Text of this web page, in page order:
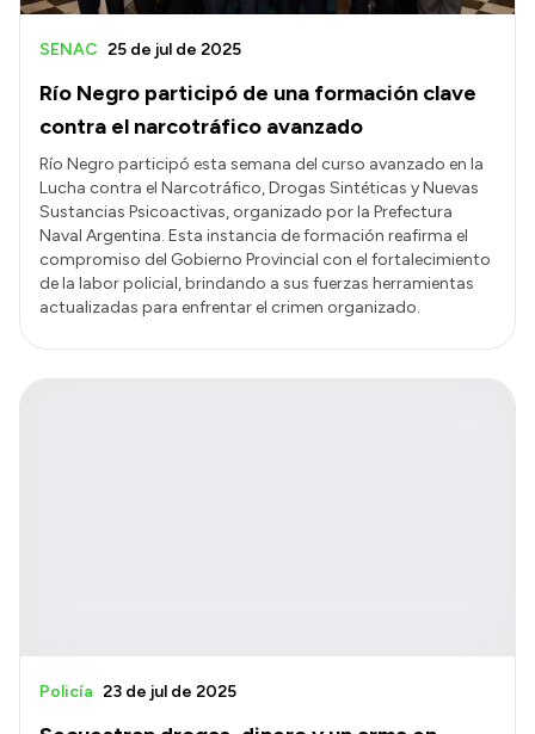
Río Negro participó de una formación clave
contra el narcotráfico avanzado
SENAC 25 de jul de 2025
Río Negro participó esta semana del curso avanzado en la
Lucha contra el Narcotráfico, Drogas Sintéticas y Nuevas
Sustancias Psicoactivas, organizado por la Prefectura
Naval Argentina. Esta instancia de formación reafirma el
compromiso del Gobierno Provincial con el fortalecimiento
de la labor policial, brindando a sus fuerzas herramientas
actualizadas para enfrentar el crimen organizado.
Policía 23 de jul de 2025